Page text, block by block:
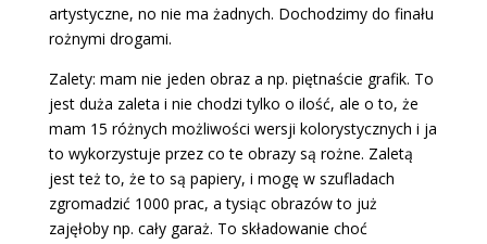
artystyczne, no nie ma żadnych. Dochodzimy do finału
rożnymi drogami.
Zalety: mam nie jeden obraz a np. piętnaście grafik. To
jest duża zaleta i nie chodzi tylko o ilość, ale o to, że
mam 15 różnych możliwości wersji kolorystycznych i ja
to wykorzystuje przez co te obrazy są rożne. Zaletą
jest też to, że to są papiery, i mogę w szufladach
zgromadzić 1000 prac, a tysiąc obrazów to już
zajęłoby np. cały garaż. To składowanie choć